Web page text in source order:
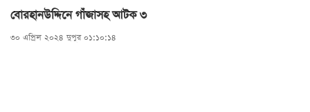
বোরহানউদ্দিনে গাঁজাসহ আটক ৩
৩০ এপ্রিল ২০২৪ দুপুর ০১:১০:১৪